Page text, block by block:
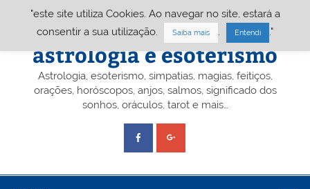
Portal A&E – Portal
astrologia e esoterismo
Astrologia, esoterismo, simpatias, magias, feitiços,
orações, horóscopos, anjos, salmos, significado dos
sonhos, oráculos, tarot e mais…
"este site utiliza Cookies. Ao navegar no site, estará a
consentir a sua utilização.
Saiba mais Entendi ."